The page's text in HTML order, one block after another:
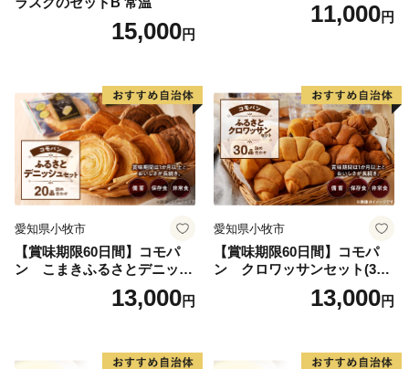
15,000円
11,000円
愛知県小牧市
【賞味期限60日間】コモパ
ン こまきふるさとデニッシ
ュセット（20個入り）／災害
用備蓄 保存食 非常食 防災グ
13,000円
愛知県小牧市
【賞味期限60日間】コモパ
ン クロワッサンセット(30
個入り)／災害用備蓄 保存食
非常食 防災グッズにも
13,000円